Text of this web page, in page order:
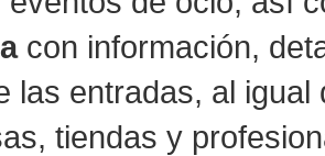
con información,
las entradas, al
tiendas y